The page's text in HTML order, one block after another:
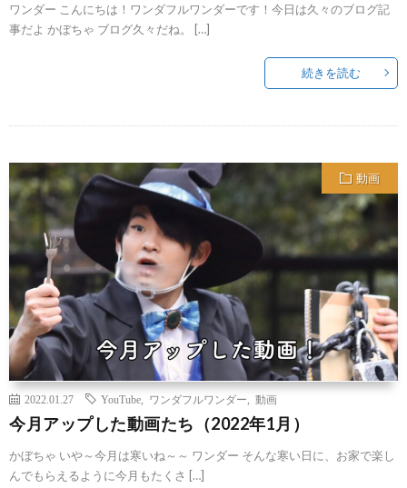
ワンダー こんにちは！ワンダフルワンダーです！今日は久々のブログ記
事だよ かぼちゃ ブログ久々だね。 […]
続きを読む
動画
2022.01.27 YouTube ワンダフルワンダー 動画
今月アップした動画たち（2022年1月）
かぼちゃ いや～今月は寒いね～～ ワンダー そんな寒い日に、お家で楽し
んでもらえるように今月もたくさ […]